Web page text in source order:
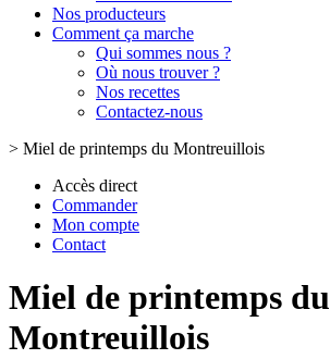
Nos producteurs
Comment ça marche
Qui sommes nous ?
Où nous trouver ?
Nos recettes
Contactez-nous
> Miel de printemps du Montreuillois
Accès direct
Commander
Mon compte
Contact
Miel de printemps du
Montreuillois